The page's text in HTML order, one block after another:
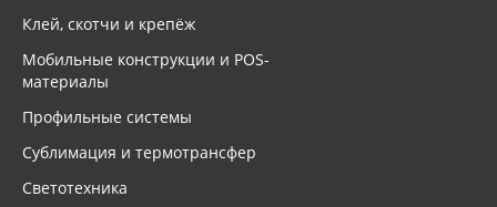
Клей, скотчи и крепёж
Мобильные конструкции и POS-
материалы
Профильные системы
Сублимация и термотрансфер
Светотехника